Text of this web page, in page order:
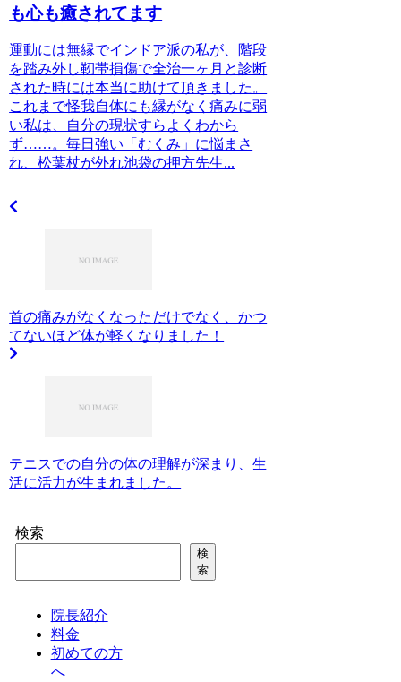
も心も癒されてます
運動には無縁でインドア派の私が、階段
を踏み外し靭帯損傷で全治一ヶ月と診断
された時には本当に助けて頂きました。
これまで怪我自体にも縁がなく痛みに弱
い私は、自分の現状すらよくわから
ず……。毎日強い「むくみ」に悩まさ
れ、松葉杖が外れ池袋の押方先生...
首の痛みがなくなっただけでなく、かつ
てないほど体が軽くなりました！
テニスでの自分の体の理解が深まり、生
活に活力が生まれました。
検索
検
索
院長紹介
料金
初めての方
へ